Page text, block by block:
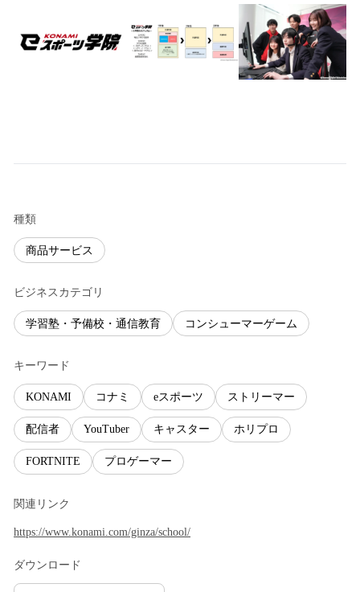
種類
商品サービス
ビジネスカテゴリ
学習塾・予備校・通信教育 コンシューマーゲーム
キーワード
KONAMI コナミ eスポーツ ストリーマー
配信者 YouTuber キャスター ホリプロ
FORTNITE プロゲーマー
関連リンク
https://www.konami.com/ginza/school/
ダウンロード